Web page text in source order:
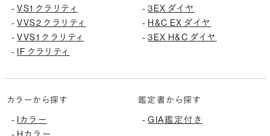
-VS1 クラリティ
-VVS2 クラリティ
-VVS1 クラリティ
- IF クラリティ
-3EX ダイヤ
- H&C EX ダイヤ
-3EX H&C ダイヤ
カラーから探す
- Iカラー
Hカラー
鑑定書から探す
-GIA鑑定付き